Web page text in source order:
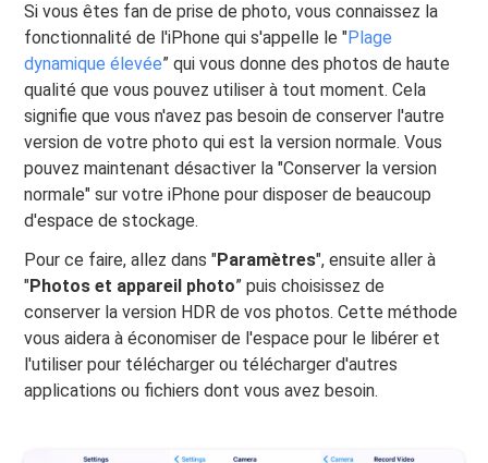
Si vous êtes fan de prise de photo, vous connaissez la
fonctionnalité de l'iPhone qui s'appelle le "Plage
dynamique élevée” qui vous donne des photos de haute
qualité que vous pouvez utiliser à tout moment. Cela
signifie que vous n'avez pas besoin de conserver l'autre
version de votre photo qui est la version normale. Vous
pouvez maintenant désactiver la "Conserver la version
normale" sur votre iPhone pour disposer de beaucoup
d'espace de stockage.
Pour ce faire, allez dans "Paramètres", ensuite aller à
"Photos et appareil photo” puis choisissez de
conserver la version HDR de vos photos. Cette méthode
vous aidera à économiser de l'espace pour le libérer et
l'utiliser pour télécharger ou télécharger d'autres
applications ou fichiers dont vous avez besoin.